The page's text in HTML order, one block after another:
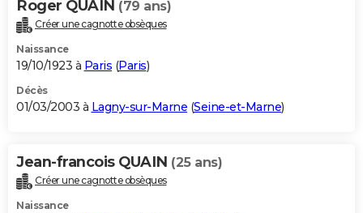
Roger QUAIN (79 ans)
Créer une cagnotte obsèques
Naissance
19/10/1923 à Paris (Paris)
Décès
01/03/2003 à Lagny-sur-Marne (Seine-et-Marne)
Jean-francois QUAIN (25 ans)
Créer une cagnotte obsèques
Naissance